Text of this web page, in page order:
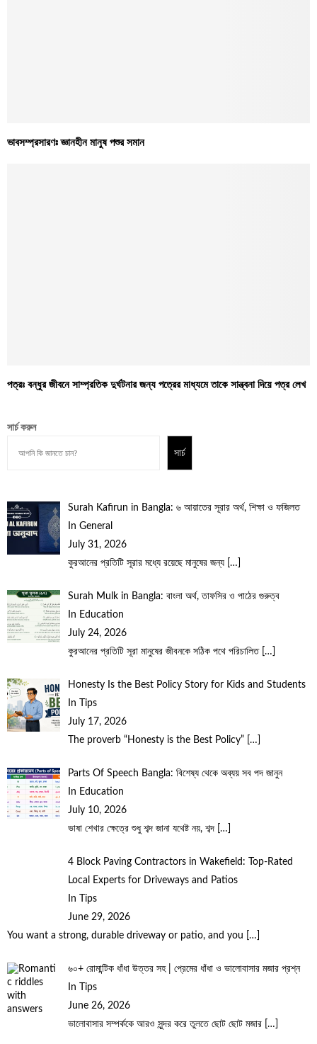
ভাবসম্প্রসারণঃ জ্ঞানহীন মানুষ পশুর সমান
পত্রঃ বন্ধুর জীবনে সাম্প্রতিক দুর্ঘটনার জন্য পত্রের মাধ্যমে তাকে সান্ত্বনা দিয়ে পত্র লেখ
সার্চ করুন
সার্চ
Surah Kafirun in Bangla: ৬ আয়াতের সূরার অর্থ, শিক্ষা ও ফজিলত
In General
July 31, 2026
কুরআনের প্রতিটি সূরার মধ্যে রয়েছে মানুষের জন্য […]
Surah Mulk in Bangla: বাংলা অর্থ, তাফসির ও পাঠের গুরুত্ব
In Education
July 24, 2026
কুরআনের প্রতিটি সূরা মানুষের জীবনকে সঠিক পথে পরিচালিত […]
Honesty Is the Best Policy Story for Kids and Students
In Tips
July 17, 2026
The proverb “Honesty is the Best Policy”
[…]
Parts Of Speech Bangla: বিশেষ্য থেকে অব্যয় সব পদ জানুন
In Education
July 10, 2026
ভাষা শেখার ক্ষেত্রে শুধু শব্দ জানা যথেষ্ট নয়, শব্দ […]
4 Block Paving Contractors in Wakefield: Top-Rated
Local Experts for Driveways and Patios
In Tips
June 29, 2026
You want a strong, durable driveway or patio, and you
[…]
৬০+ রোমান্টিক ধাঁধা উত্তর সহ | প্রেমের ধাঁধা ও ভালোবাসার মজার প্রশ্ন
In Tips
June 26, 2026
ভালোবাসার সম্পর্ককে আরও সুন্দর করে তুলতে ছোট ছোট মজার […]